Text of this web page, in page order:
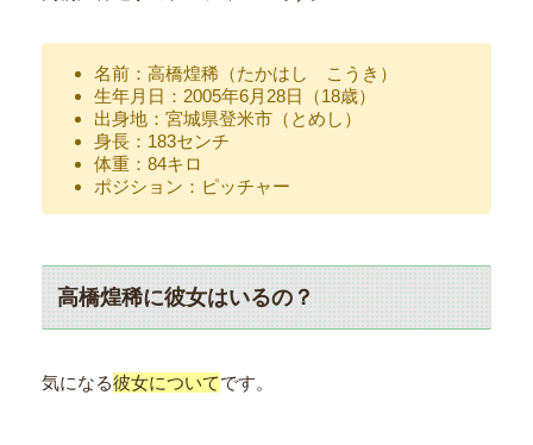
名前：高橋煌稀（たかはし こうき）
生年月日：2005年6月28日（18歳）
出身地：宮城県登米市（とめし）
身長：183センチ
体重：84キロ
ポジション：ピッチャー
高橋煌稀に彼女はいるの？
気になる彼女についてです。